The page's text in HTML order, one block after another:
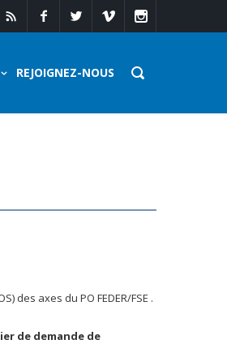
REJOIGNEZ-NOUS
des axes du PO FEDER/FSE .
de demande de